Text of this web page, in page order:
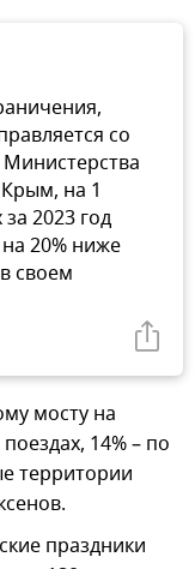
со
на 1
2023 год
20% ниже
своем
мосту на
14% – по
территории
праздники